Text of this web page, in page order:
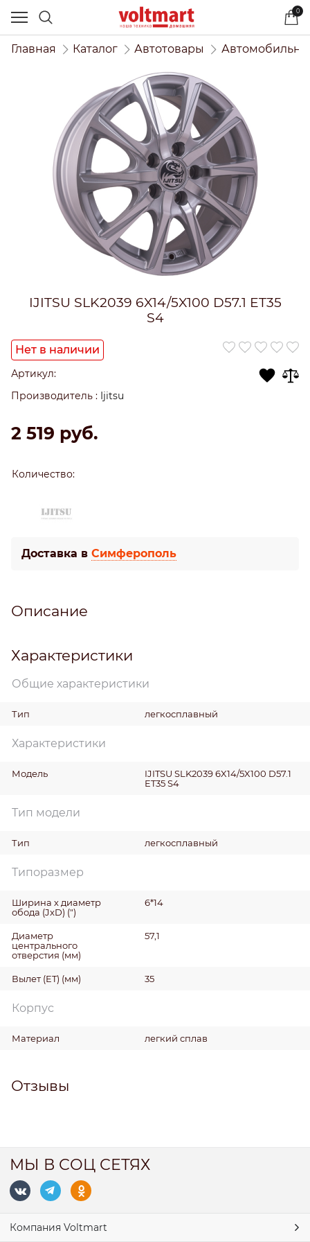
0
Главная Каталог Автотовары
IJITSU SLK2039 6X14/5X100 D57.1 ET35
S4
Нет в наличии
Артикул:
Производитель : Ijitsu
2 519 руб.
Количество:
Доставка в Симферополь
Описание
Характеристики
Общие характеристики
Тип легкосплавный
Характеристики
Модель
IJITSU SLK2039 6X14/5X100 D57.1
ET35 S4
Тип модели
Тип легкосплавный
Типоразмер
Ширина х диаметр
обода (JxD) (")
6*14
Диаметр
центрального
отверстия (мм)
57,1
Вылет (ET) (мм) 35
Корпус
Материал легкий сплав
Отзывы
МЫ В СОЦ СЕТЯХ
Компания Voltmart